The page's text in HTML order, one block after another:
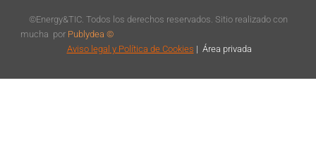
©Energy&TIC. Todos los derechos reservados. Sitio realizado con
mucha por Publydea ©
Aviso legal y Política de Cookies | Área privada